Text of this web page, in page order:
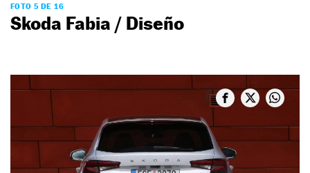
FOTO 5 DE 16
Skoda Fabia / Diseño